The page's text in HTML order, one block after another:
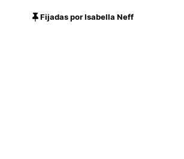
Fijadas por Isabella Neff